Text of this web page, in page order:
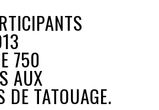
750
AUX
DE TATOUAGE.